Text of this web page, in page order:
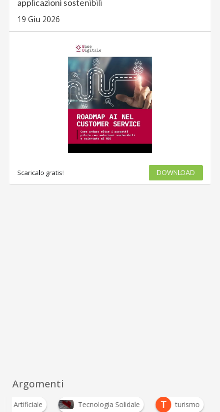
applicazioni sostenibili
19 Giu 2026
Scaricalo gratis! DOWNLOAD
Argomenti
Artificiale Tecnologia Solidale T turismo